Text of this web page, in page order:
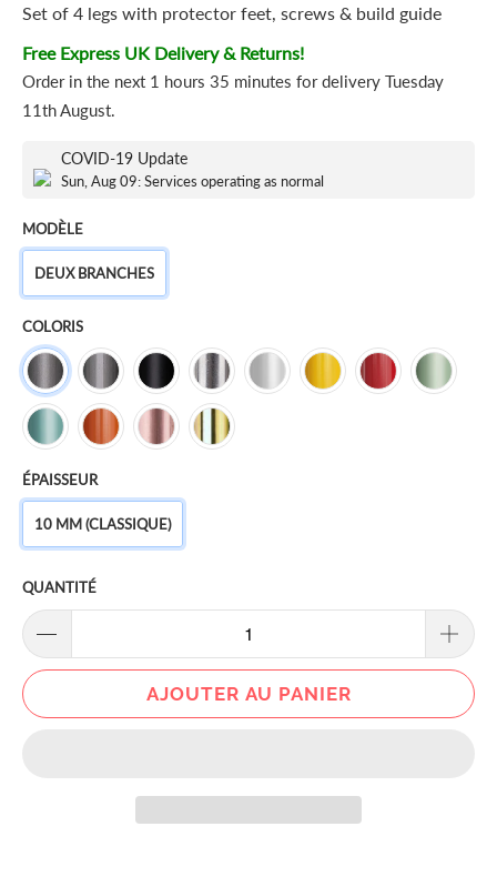
Set of 4 legs with protector feet, screws & build guide
Free Express UK Delivery & Returns!
Order in the next 1 hours 35 minutes for delivery Tuesday
11th August.
COVID-19 Update
Sun, Aug 09: Services operating as normal
MODÈLE
DEUX BRANCHES
COLORIS
ÉPAISSEUR
10 MM (CLASSIQUE)
QUANTITÉ
AJOUTER AU PANIER